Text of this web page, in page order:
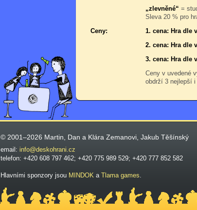
„zlevněné“ =
Sleva 20 % pro
Ceny:
1. cena: Hra dle
2. cena: Hra dle
3. cena: Hra dle
Ceny v uvedené
obdrží 3 nejlepší
© 2001–2026 Martin, Dan a Klára Zemanovi, Jakub Těšínský
email: info@deskohrani.cz
telefon: +420 608 797 462; +420 775 989 529; +420 777 852 582
Hlavními sponzory jsou MINDOK a Tlama games.